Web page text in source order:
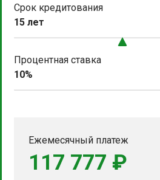
Срок кредитования
15 лет
Процентная ставка
10%
Ежемесячный платеж
117 777 ₽